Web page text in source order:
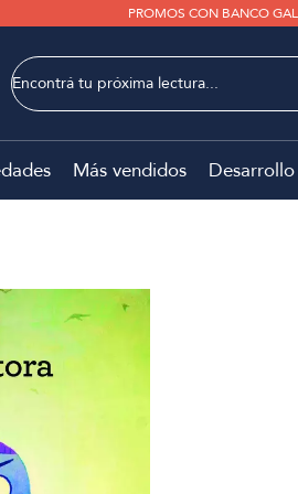
PROMOS CON BANCO
Más vendidos Desarrollo